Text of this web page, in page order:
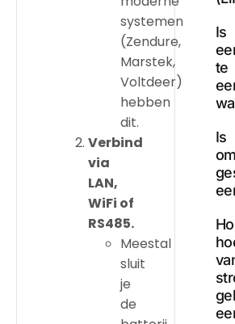
systemen
(Zendure,
Marstek,
Voltdeer)
hebben
dit.
Verbind
via
LAN,
WiFi of
RS485.
Meestal
sluit
je
de
Is
te
Is